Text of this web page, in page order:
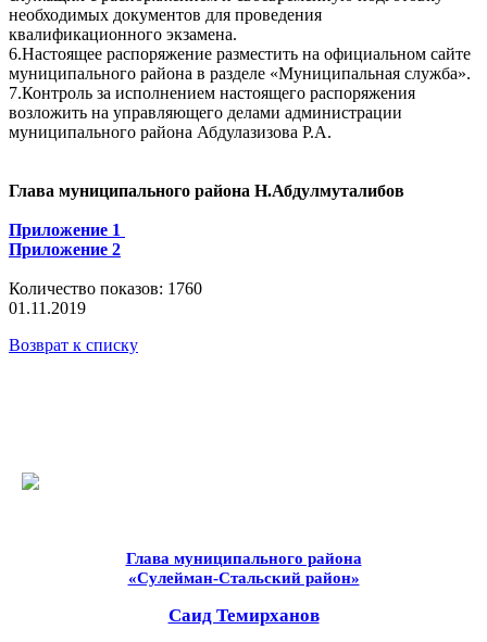
необходимых документов для проведения
квалификационного экзамена.
6.Настоящее распоряжение разместить на официальном сайте
муниципального района в разделе «Муниципальная служба».
7.Контроль за исполнением настоящего распоряжения
возложить на управляющего делами администрации
муниципального района Абдулазизова Р.А.
Глава муниципального района Н.Абдулмуталибов
Приложение 1
Приложение 2
Количество показов: 1760
01.11.2019
Возврат к списку
Глава муниципального района
«Сулейман-Стальский район»
Саид Темирханов